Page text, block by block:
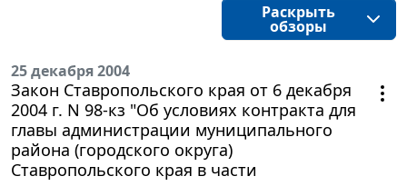
Раскрыть
обзоры
25 декабря 2004
Закон Ставропольского края от 6 декабря
2004 г. N 98-кз "Об условиях контракта для
главы администрации муниципального
района (городского округа)
Ставропольского края в части